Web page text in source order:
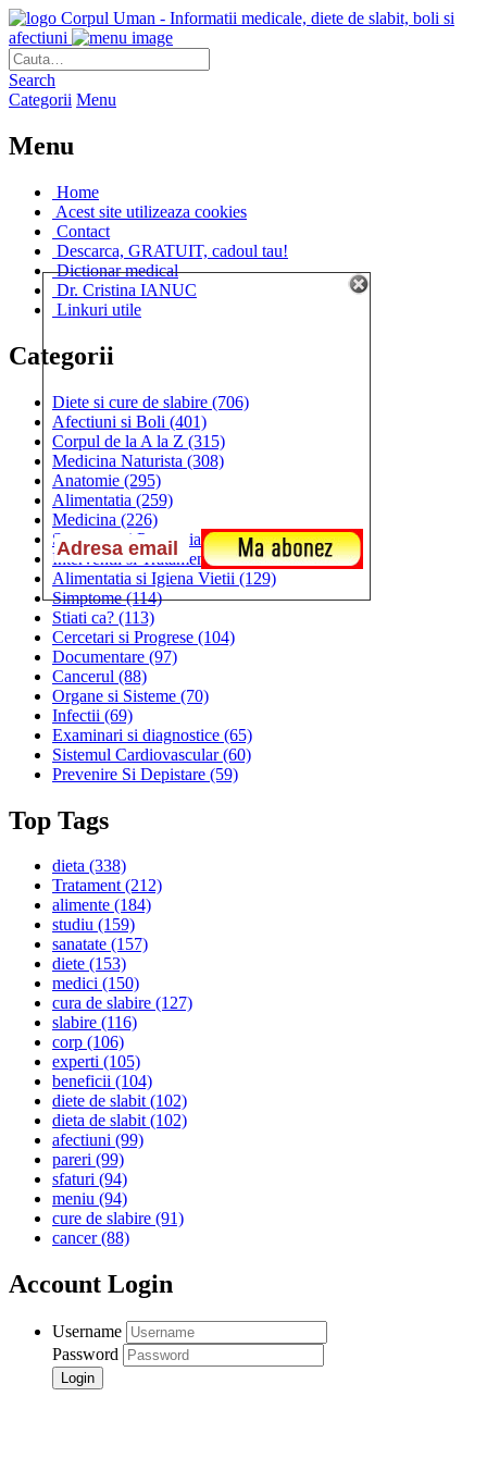
Corpul Uman - Informatii medicale, diete de slabit, boli si
afectiuni
Search
Categorii Menu
Menu
Home
Acest site utilizeaza cookies
Contact
Descarca, GRATUIT, cadoul tau!
Dictionar medical
Dr. Cristina IANUC
Linkuri utile
Categorii
Diete si cure de slabire (706)
Afectiuni si Boli (401)
Corpul de la A la Z (315)
Medicina Naturista (308)
Anatomie (295)
Alimentatia (259)
Medicina (226)
Sanatatea si Preventia(170)
Interventii si Tratamente(167)
Alimentatia si Igiena Vietii (129)
Simptome(114)
Stiati ca? (113)
Cercetari si Progrese (104)
Documentare (97)
Cancerul (88)
Organe si Sisteme (70)
Infectii (69)
Examinari si diagnostice (65)
Sistemul Cardiovascular(60)
Prevenire Si Depistare (59)
Top Tags
dieta (338)
Tratament(212)
alimente (184)
studiu (159)
sanatate (157)
diete (153)
medici (150)
cura de slabire (127)
slabire (116)
corp (106)
experti (105)
beneficii (104)
diete de slabit(102)
dieta de slabit(102)
afectiuni (99)
pareri (99)
sfaturi (94)
meniu (94)
cure de slabire (91)
cancer(88)
Account Login
Username
Password